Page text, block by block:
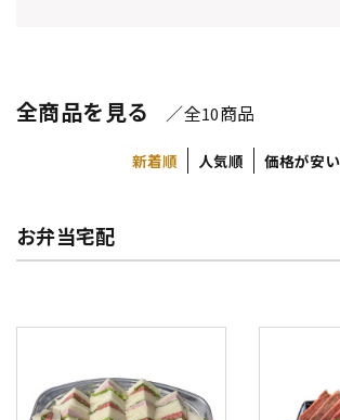
全商品を見る ／全10商品
新着順 人気順 価格が安
お弁当宅配